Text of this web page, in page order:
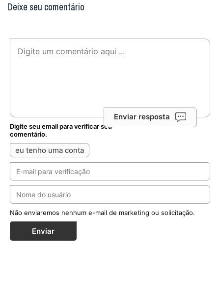
Deixe seu comentário
Enviar resposta
Digite seu email para verificar seu
comentário.
eu tenho uma conta
Não enviaremos nenhum e-mail de marketing ou solicitação.
Enviar